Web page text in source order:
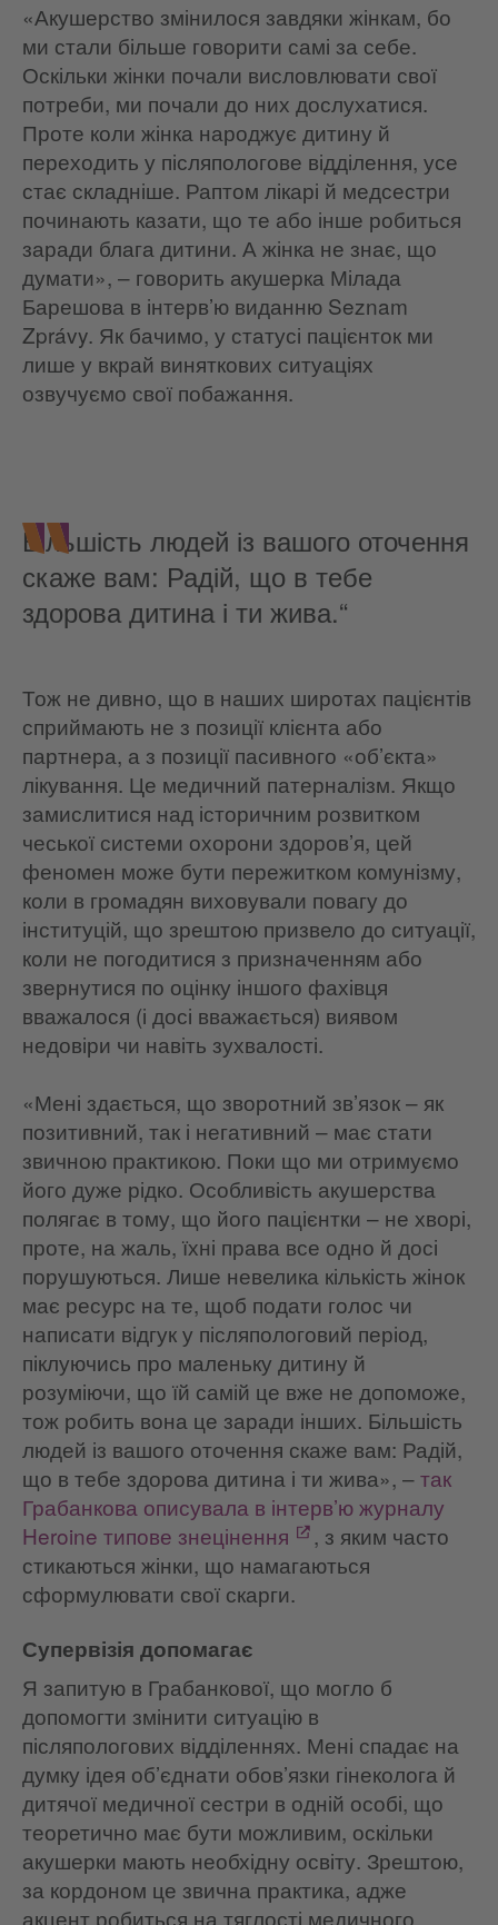
«Акушерство змінилося завдяки жінкам, бо
ми стали більше говорити самі за себе.
Оскільки жінки почали висловлювати свої
потреби, ми почали до них дослухатися.
Проте коли жінка народжує дитину й
переходить у післяпологове відділення, усе
стає складніше. Раптом лікарі й медсестри
починають казати, що те або інше робиться
заради блага дитини. А жінка не знає, що
думати», – говорить акушерка Мілада
Барешова в інтерв’ю виданню Seznam
Zprávy. Як бачимо, у статусі пацієнток ми
лише у вкрай виняткових ситуаціях
озвучуємо свої побажання.
Більшість людей із вашого оточення
скаже вам: Радій, що в тебе
здорова дитина і ти жива.“
Тож не дивно, що в наших широтах пацієнтів
сприймають не з позиції клієнта або
партнера, а з позиції пасивного «об’єкта»
лікування. Це медичний патерналізм. Якщо
замислитися над історичним розвитком
чеської системи охорони здоров’я, цей
феномен може бути пережитком комунізму,
коли в громадян виховували повагу до
інституцій, що зрештою призвело до ситуації,
коли не погодитися з призначенням або
звернутися по оцінку іншого фахівця
вважалося (і досі вважається) виявом
недовіри чи навіть зухвалості.
«Мені здається, що зворотний зв’язок – як
позитивний, так і негативний – має стати
звичною практикою. Поки що ми отримуємо
його дуже рідко. Особливість акушерства
полягає в тому, що його пацієнтки – не хворі,
проте, на жаль, їхні права все одно й досі
порушуються. Лише невелика кількість жінок
має ресурс на те, щоб подати голос чи
написати відгук у післяпологовий період,
піклуючись про маленьку дитину й
розуміючи, що їй самій це вже не допоможе,
тож робить вона це заради інших. Більшість
людей із вашого оточення скаже вам: Радій,
що в тебе здорова дитина і ти жива», –так
Грабанкова описувала в інтерв’ю журналу
Heroine типове знецінення
, з яким часто
стикаються жінки, що намагаються
сформулювати свої скарги.
Супервізія допомагає
Я запитую в Грабанкової, що могло б
допомогти змінити ситуацію в
післяпологових відділеннях. Мені спадає на
думку ідея об’єднати обов’язки гінеколога й
дитячої медичної сестри в одній особі, що
теоретично має бути можливим, оскільки
акушерки мають необхідну освіту. Зрештою,
за кордоном це звична практика, адже
акцент робиться на тяглості медичного